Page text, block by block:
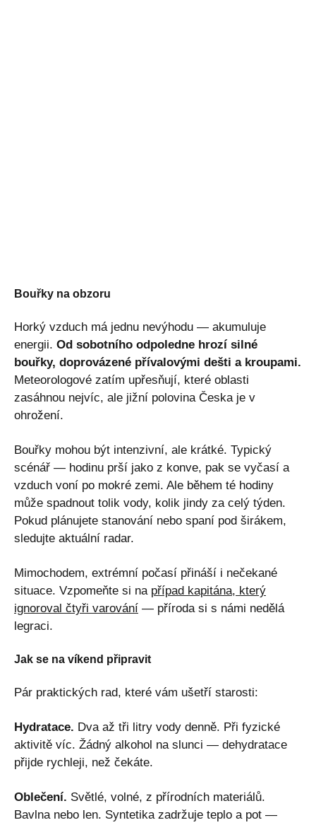
Bouřky na obzoru
Horký vzduch má jednu nevýhodu — akumuluje
energii. Od sobotního odpoledne hrozí silné
bouřky, doprovázené přívalovými dešti a kroupami.
Meteorologové zatím upřesňují, které oblasti
zasáhnou nejvíc, ale jižní polovina Česka je v
ohrožení.
Bouřky mohou být intenzivní, ale krátké. Typický
scénář — hodinu prší jako z konve, pak se vyčasí a
vzduch voní po mokré zemi. Ale během té hodiny
může spadnout tolik vody, kolik jindy za celý týden.
Pokud plánujete stanování nebo spaní pod širákem,
sledujte aktuální radar.
Mimochodem, extrémní počasí přináší i nečekané
situace. Vzpomeňte si na případ kapitána, který
ignoroval čtyři varování — příroda si s námi nedělá
legraci.
Jak se na víkend připravit
Pár praktických rad, které vám ušetří starosti:
Hydratace. Dva až tři litry vody denně. Při fyzické
aktivitě víc. Žádný alkohol na slunci — dehydratace
přijde rychleji, než čekáte.
Oblečení. Světlé, volné, z přírodních materiálů.
Bavlna nebo len. Syntetika zadržuje teplo a pot —